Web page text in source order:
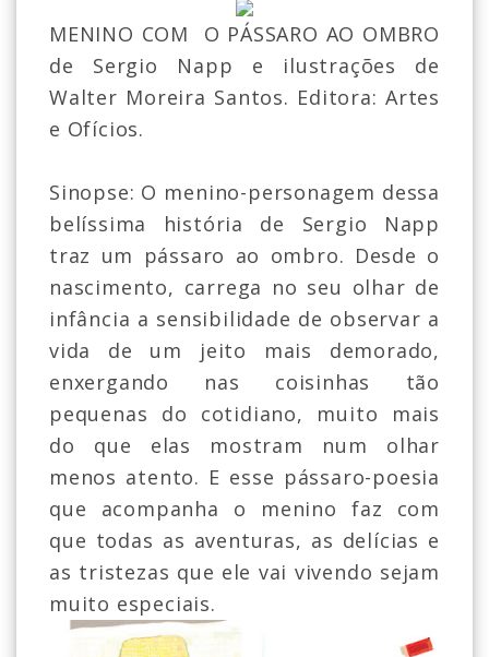
MENINO COM O PÁSSARO AO OMBRO
de Sergio Napp e ilustrações de
Walter Moreira Santos. Editora: Artes
e Ofícios.
Sinopse: O menino-personagem dessa
belíssima história de Sergio Napp
traz um pássaro ao ombro. Desde o
nascimento, carrega no seu olhar de
infância a sensibilidade de observar a
vida de um jeito mais demorado,
enxergando nas coisinhas tão
pequenas do cotidiano, muito mais
do que elas mostram num olhar
menos atento. E esse pássaro-poesia
que acompanha o menino faz com
que todas as aventuras, as delícias e
as tristezas que ele vai vivendo sejam
muito especiais.